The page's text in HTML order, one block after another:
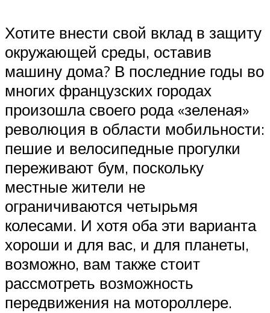
Хотите внести свой вклад в защиту
окружающей среды, оставив
машину дома? В последние годы во
многих французских городах
произошла своего рода «зеленая»
революция в области мобильности:
пешие и велосипедные прогулки
переживают бум, поскольку
местные жители не
ограничиваются четырьмя
колесами. И хотя оба эти варианта
хороши и для вас, и для планеты,
возможно, вам также стоит
рассмотреть возможность
передвижения на мотороллере.